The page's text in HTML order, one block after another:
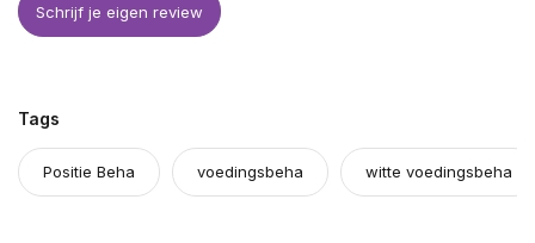
Schrijf je eigen review
Tags
Positie Beha voedingsbeha witte voedingsbeha